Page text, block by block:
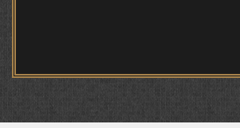
МОҲИЯТИ ИҶТИМОИИ ТАСВИР
КИРОМ